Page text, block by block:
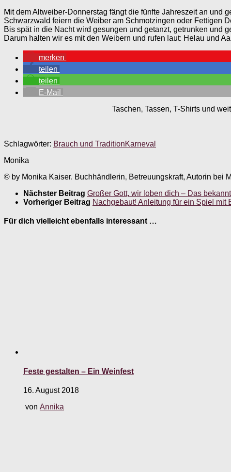
Mit dem Altweiber-Donnerstag fängt die fünfte Jahreszeit an und
Schwarzwald feiern die Weiber am Schmotzingen oder Fettigen
Bis spät in die Nacht wird gesungen und getanzt, getrunken und
Darum halten wir es mit den Weibern und rufen laut: Helau und
merken
teilen
teilen
E-Mail
Taschen, Tassen, T-Shirts und
Schlagwörter: Brauch und TraditionKarneval
Monika
© by Monika Kaiser. Buchhändlerin, Betreuungskraft, Autorin bei
Nächster Beitrag Großer Gott, wir loben dich – Das
Vorheriger Beitrag Nachgebaut! Anleitung für ein Spiel mit
Für dich vielleicht ebenfalls interessant …
Feste gestalten – Ein Weinfest
16. August 2018
von Annika